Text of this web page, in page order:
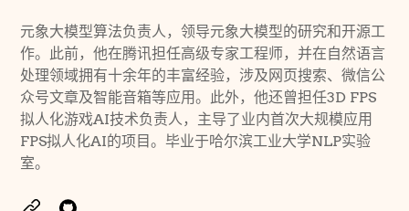
元象大模型算法负责人，领导元象大模型的研究和开源工
作。此前，他在腾讯担任高级专家工程师，并在自然语言
处理领域拥有十余年的丰富经验，涉及网页搜索、微信公
众号文章及智能音箱等应用。此外，他还曾担任3D FPS
拟人化游戏AI技术负责人，主导了业内首次大规模应用
FPS拟人化AI的项目。毕业于哈尔滨工业大学NLP实验
室。